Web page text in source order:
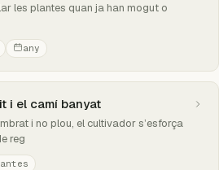
les plantes quan ja han mogut o
any
i el camí banyat
i no plou, el cultivador s’esforça
reg